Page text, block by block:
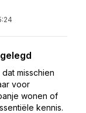
misschien
voor
wonen of
kennis.